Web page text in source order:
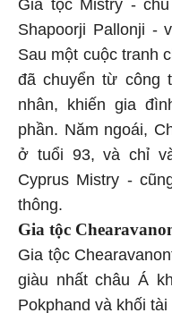
Shapoorji Pallonji -
Sau một cuộc tranh
đã chuyển từ công
nhân, khiến gia
phần. Năm ngoái,
ở tuổi 93, và chỉ
Cyprus Mistry -
thông.
Gia tộc
Gia tộc
giàu nhất châu Á
Pokphand và khối